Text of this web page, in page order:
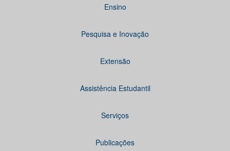
Ensino
Pesquisa e Inovação
Extensão
Assistência Estudantil
Serviços
Publicações